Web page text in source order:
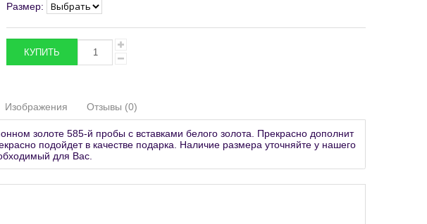
Размер:
золоте 585-й пробы с вставками белого золота. Прекрасно дополнит
подойдет в качестве подарка. Наличие размера уточняйте у нашего
для Вас.
Изображения Отзывы (0)